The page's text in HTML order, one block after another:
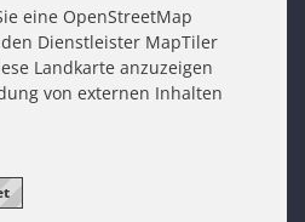
eine OpenStreetMap
Dienstleister MapTiler
Landkarte anzuzeigen
von externen Inhalten